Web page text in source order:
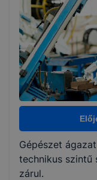
Képzés időtartama
2 év
Választható
Nem
KKK/PTT
KKK letöltése (pdf)
Gépészet
technikus szintű
zárul.